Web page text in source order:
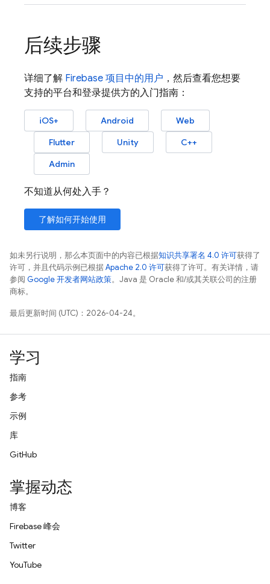
后续步骤
详细了解 Firebase 项目中的用户 ，然后查看您想要
支持的平台和登录提供方的入门指南：
iOS+ Android
Web
Flutter
Unity
C++
Admin
不知道从何处入手？
了解如何开始使用
如未另行说明，那么本页面中的内容已根据知识共享署名 4.0 许可获得了
许可，并且代码示例已根据Apache 2.0 许可获得了许可。有关详情，请
参阅 Google 开发者网站政策。Java 是 Oracle 和/或其关联公司的注册
商标。
最后更新时间 (UTC)：2026-04-24。
学习
指南
参考
示例
库
GitHub
掌握动态
博客
Firebase 峰会
Twitter
YouTube